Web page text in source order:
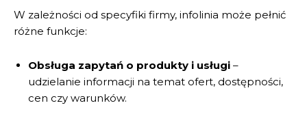
W zależności od specyfiki firmy, infolinia może pełnić
różne funkcje:
Obsługa zapytań o produkty i usługi –
udzielanie informacji na temat ofert, dostępności,
cen czy warunków.